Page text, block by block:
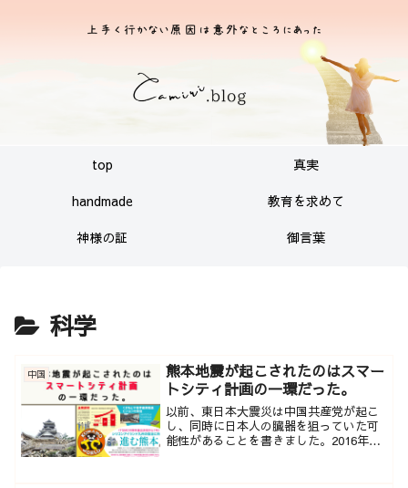
top
真実
handmade
教育を求めて
神様の証
御言葉
科学
中国
熊本地震が起こされたのはスマー
トシティ計画の一環だった。
以前、東日本大震災は中国共産党が起こ
し、同時に日本人の臓器を狙っていた可
能性があることを書きました。2016年に